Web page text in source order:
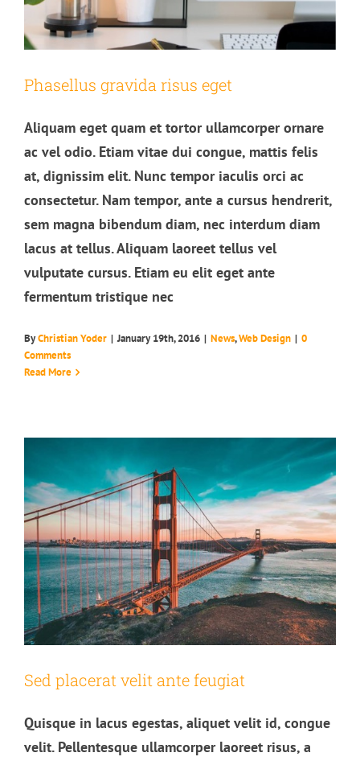
Phasellus gravida risus eget
Aliquam eget quam et tortor ullamcorper ornare
ac vel odio. Etiam vitae dui congue, mattis felis
at, dignissim elit. Nunc tempor iaculis orci ac
consectetur. Nam tempor, ante a cursus hendrerit,
sem magna bibendum diam, nec interdum diam
lacus at tellus. Aliquam laoreet tellus vel
vulputate cursus. Etiam eu elit eget ante
fermentum tristique nec
ByChristian Yoder | January 19th, 2016 | News,Web Design | 0
Comments
Read More
Sed placerat velit ante feugiat
Sed placerat velit ante feugiat
Quisque in lacus egestas, aliquet velit id, congue
velit. Pellentesque ullamcorper laoreet risus, a